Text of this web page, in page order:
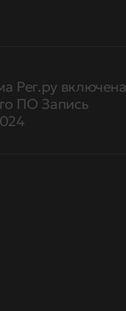
Рег.ру включена
ПО Запись